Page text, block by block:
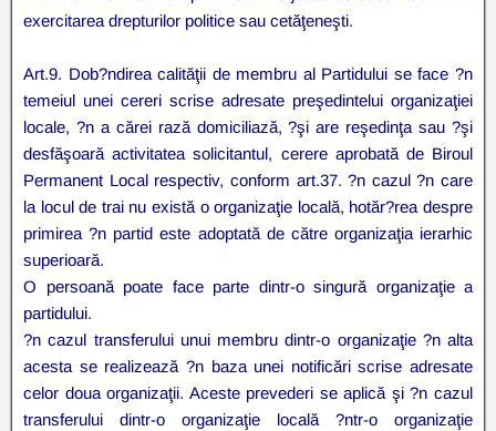
exercitarea drepturilor politice sau cetăţeneşti.
Art.9. Dob?ndirea calităţii de membru al Partidului se face ?n
temeiul unei cereri scrise adresate preşedintelui organizaţiei
locale, ?n a cărei rază domiciliază, ?şi are reşedinţa sau ?şi
desfăşoară activitatea solicitantul, cerere aprobată de Biroul
Permanent Local respectiv, conform art.37. ?n cazul ?n care
la locul de trai nu există o organizaţie locală, hotăr?rea despre
primirea ?n partid este adoptată de către organizaţia ierarhic
superioară.
O persoană poate face parte dintr-o singură organizaţie a
partidului.
?n cazul transferului unui membru dintr-o organizaţie ?n alta
acesta se realizează ?n baza unei notificări scrise adresate
celor doua organizaţii. Aceste prevederi se aplică şi ?n cazul
transferului dintr-o organizaţie locală ?ntr-o organizaţie